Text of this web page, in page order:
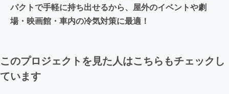
パクトで手軽に持ち出せるから、屋外のイベントや劇
場・映画館・車内の冷気対策に最適！
このプロジェクトを見た人はこちらもチェックし
ています